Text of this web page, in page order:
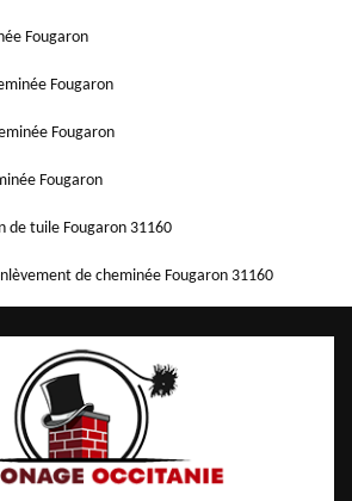
Fougaron
Fougaron
Fougaron
Fougaron
de tuile Fougaron 31160
de cheminée Fougaron 31160